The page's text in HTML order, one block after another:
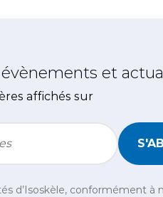
et
affichés sur
d’Isoskèle, conformément à